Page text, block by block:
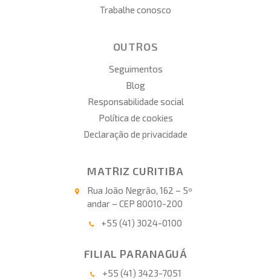
Trabalhe conosco
OUTROS
Seguimentos
Blog
Responsabilidade social
Política de cookies
Declaração de privacidade
MATRIZ CURITIBA
Rua João Negrão, 162 – 5º
andar – CEP 80010-200
+55 (41) 3024-0100
FILIAL PARANAGUÁ
+55 (41) 3423-7051